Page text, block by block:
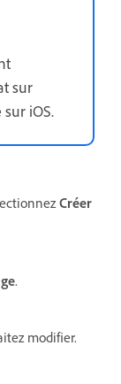
sur
iOS.
Créer
.
modifier.